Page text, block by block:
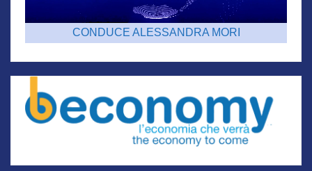
CONDUCE ALESSANDRA MORI